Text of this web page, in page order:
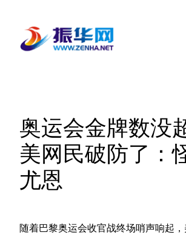
奥运会金牌数没
美网民破防了：
尤恩
随着巴黎奥运会收官战终场哨声响起